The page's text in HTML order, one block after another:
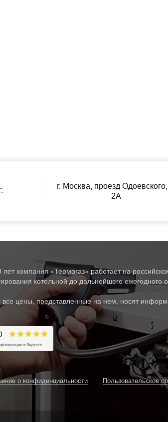
г. Москва, проезд
2А
лет компания «Термогаз» работает на
котельной до дальнейшего ежегодного
все цены, представленные на нем, носят
о конфиденциальности Пользовательское